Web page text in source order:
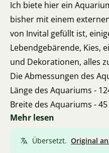
Ich biete hier ein
bisher mit einem
von Invital gefüllt ist,
Lebendgebärende, Kies,
und Dekorationen, alles
Die Abmessungen des
Länge des Aquariums -
Breite des Aquariums -
Höhe des Aquariums -
Filter HW 704B, UV-
Mehr lesen
Übersetzt. Original